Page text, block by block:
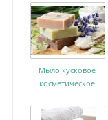
Мыло кусковое
косметическое